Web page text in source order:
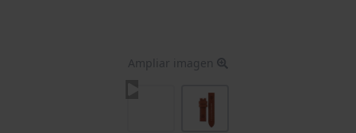
Ampliar imagen